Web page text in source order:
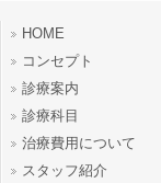
HOME
コンセプト
診療案内
診療科目
治療費用について
スタッフ紹介